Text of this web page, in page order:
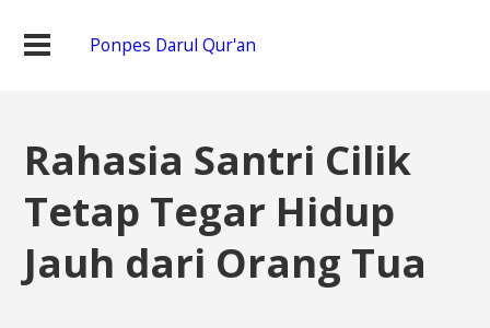
Ponpes Darul Qur'an
Rahasia Santri Cilik
Tetap Tegar Hidup
Jauh dari Orang Tua